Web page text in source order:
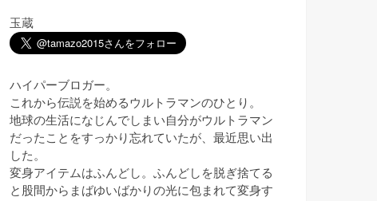
玉蔵
ハイパーブロガー。
これから伝説を始めるウルトラマンのひとり。
地球の生活になじんでしまい自分がウルトラマン
だったことをすっかり忘れていたが、最近思い出
した。
変身アイテムはふんどし。ふんどしを脱ぎ捨てる
と股間からまばゆいばかりの光に包まれて変身す